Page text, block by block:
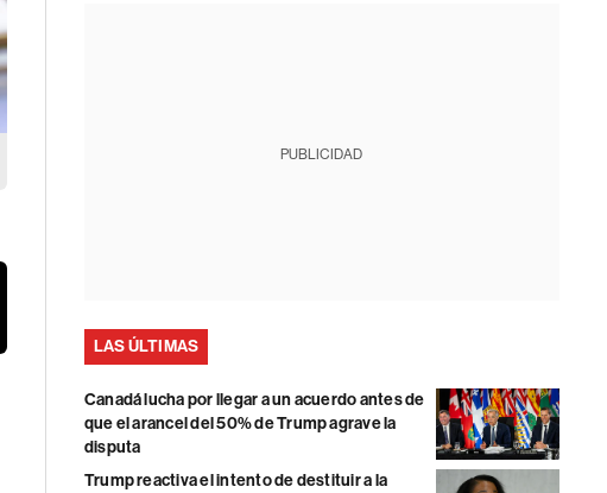
PUBLICIDAD
LAS ÚLTIMAS
Canadá lucha por llegar a un acuerdo antes de
que el arancel del 50% de Trump agrave la
disputa
Trump reactiva el intento de destituir a la